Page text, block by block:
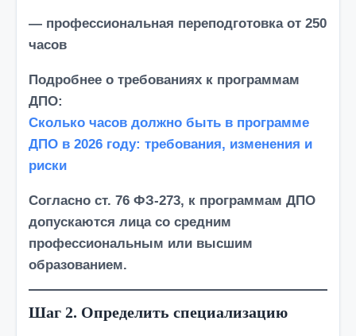
— профессиональная переподготовка от 250
часов
Подробнее о требованиях к программам
ДПО:
Сколько часов должно быть в программе
ДПО в 2026 году: требования, изменения и
риски
Согласно ст. 76 ФЗ-273, к программам ДПО
допускаются лица со средним
профессиональным или высшим
образованием.
Шаг 2. Определить специализацию